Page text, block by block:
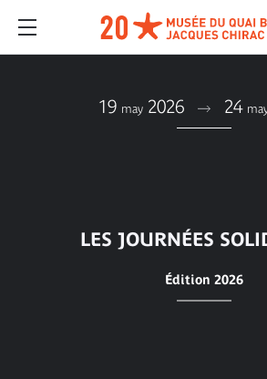
19 may 2026 24
LES JOURNÉES
Édition 2026